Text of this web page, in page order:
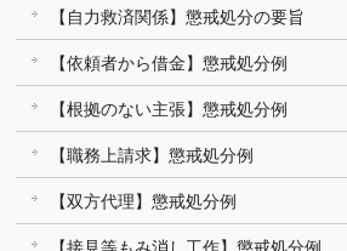
【自力救済関係】懲戒処分の要旨
【依頼者から借金】懲戒処分例
【根拠のない主張】懲戒処分例
【職務上請求】懲戒処分例
【双方代理】懲戒処分例